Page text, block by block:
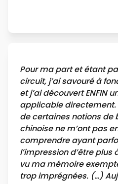
Pour ma part et étant
circuit, j’ai savouré à
et j’ai découvert ENFIN
applicable
de certaines notions de
chinoise ne m’ont pas
comprendre ayant
l’impression d’être plus
vu ma mémoire
trop imprégnées. (…)